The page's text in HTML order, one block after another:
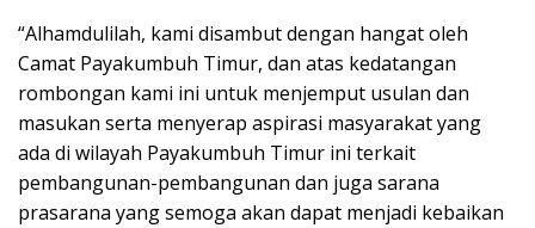
“Alhamdulilah, kami disambut dengan hangat oleh
Camat Payakumbuh Timur, dan atas kedatangan
rombongan kami ini untuk menjemput usulan dan
masukan serta menyerap aspirasi masyarakat yang
ada di wilayah Payakumbuh Timur ini terkait
pembangunan-pembangunan dan juga sarana
prasarana yang semoga akan dapat menjadi kebaikan